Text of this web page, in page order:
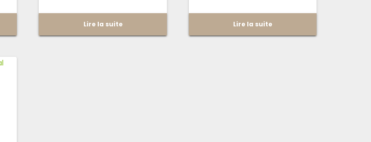
Lire la suite Lire la suite